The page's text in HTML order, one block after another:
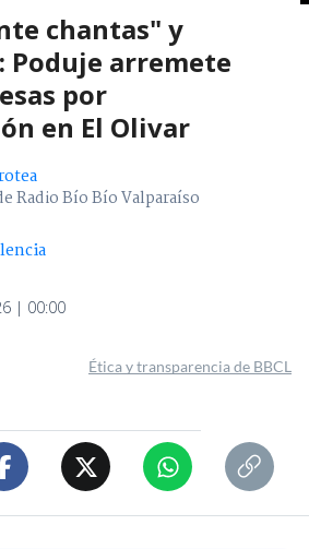
chantas" y
Poduje arremete
por
en El Olivar
Radio Bío Bío Valparaíso
| 00:00
Ética y transparencia de BBCL